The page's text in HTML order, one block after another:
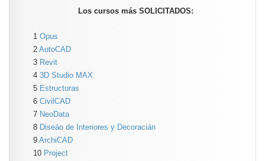
Los cursos más SOLICITADOS:
1 Opus
2 AutoCAD
3 Revit
4 3D Studio MAX
5 Estructuras
6 CivilCAD
7 NeoData
8 Diseáo de Interiores y Decoracián
9 ArchiCAD
10 Project